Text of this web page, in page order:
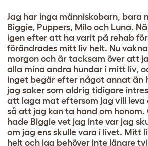
Jag har inga människobarn, bara
Biggie, Puppers, Milo och Luna.
igen efter att ha varit på rehab
förändrades mitt liv helt. Nu
morgon och är tacksam över att
alla mina andra hundar i mitt liv,
inget begär efter något annat än
jag saker som aldrig tidigare
att laga mat eftersom jag vill leva
så att jag kan ta hand om honom.
hade Biggie vet jag inte var jag
om jag ens skulle vara i livet. Mitt
helt och jag behöver inte längre